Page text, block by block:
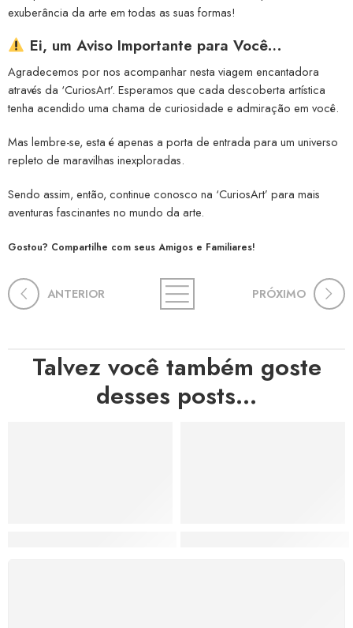
exuberância da arte em todas as suas formas!
Ei, um Aviso Importante para Você…
Agradecemos por nos acompanhar nesta viagem encantadora
através da ‘CuriosArt’. Esperamos que cada descoberta artística
tenha acendido uma chama de curiosidade e admiração em você.
Mas lembre-se, esta é apenas a porta de entrada para um universo
repleto de maravilhas inexploradas.
Sendo assim, então, continue conosco na ‘CuriosArt’ para mais
aventuras fascinantes no mundo da arte.
Gostou? Compartilhe com seus Amigos e Familiares!
ANTERIOR PRÓXIMO
Talvez você também goste
desses posts...